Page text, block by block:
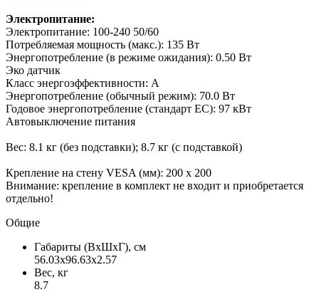
Электропитание:
Электропитание: 100-240 50/60
Потребляемая мощность (макс.): 135 Вт
Энергопотребление (в режиме ожидания): 0.50 Вт
Эко датчик
Класс энергоэффективности: A
Энергопотребление (обычный режим): 70.0 Вт
Годовое энергопотребление (стандарт ЕС): 97 кВт
Автовыключение питания
Вес: 8.1 кг (без подставки); 8.7 кг (с подставкой)
Крепление на стену VESA (мм): 200 x 200
Внимание: крепление в комплект не входит и приобретается
отдельно!
Общие
Габариты (ВxШxГ), см
56.03x96.63x2.57
Вес, кг
8.7